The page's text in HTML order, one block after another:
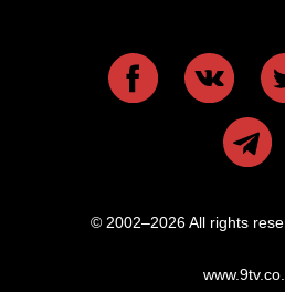
© 2002–2026 All rights